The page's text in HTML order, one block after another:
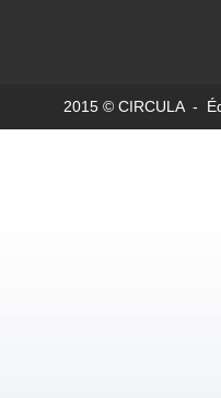
2015 © CIRCULA -